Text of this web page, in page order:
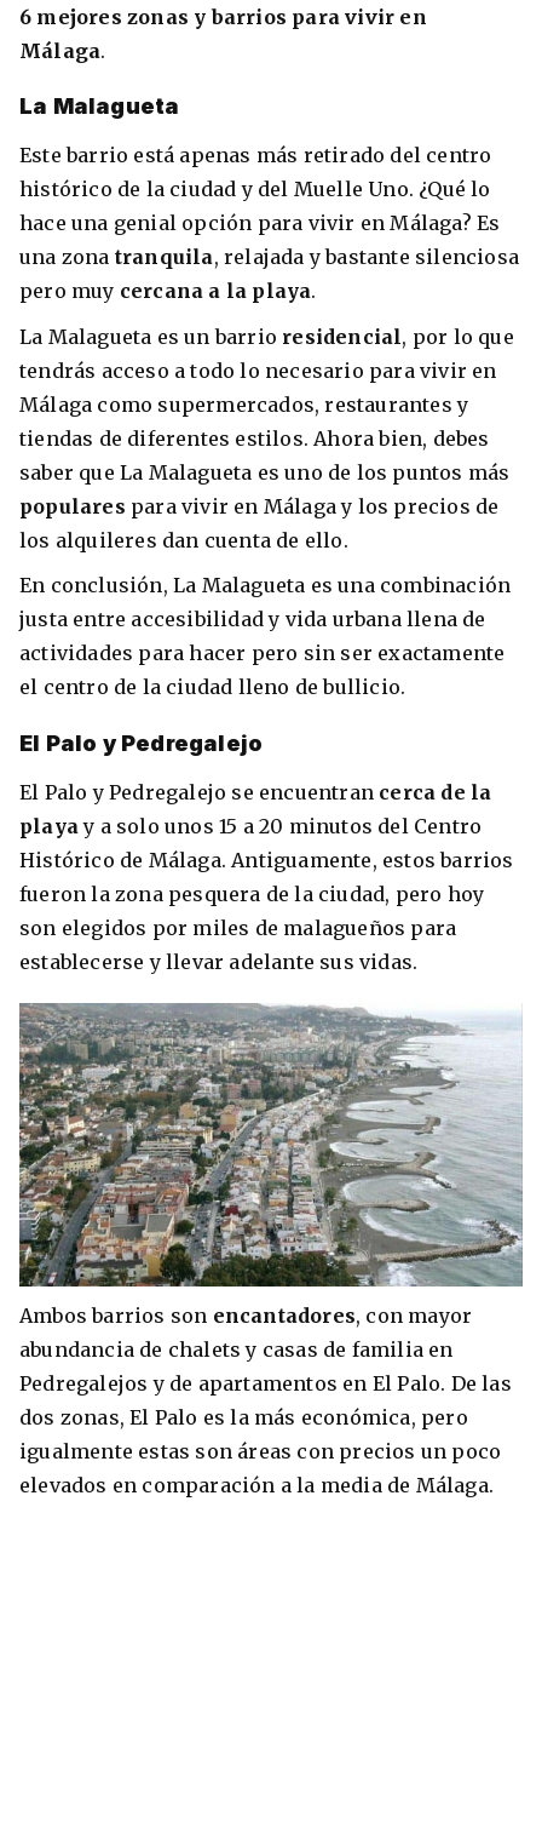
6 mejores zonas y barrios para vivir en
Málaga.
La Malagueta
Este barrio está apenas más retirado del centro
histórico de la ciudad y del Muelle Uno. ¿Qué lo
hace una genial opción para vivir en Málaga? Es
una zona tranquila, relajada y bastante silenciosa
pero muy cercana a la playa.
La Malagueta es un barrio residencial, por lo que
tendrás acceso a todo lo necesario para vivir en
Málaga como supermercados, restaurantes y
tiendas de diferentes estilos. Ahora bien, debes
saber que La Malagueta es uno de los puntos más
populares para vivir en Málaga y los precios de
los alquileres dan cuenta de ello.
En conclusión, La Malagueta es una combinación
justa entre accesibilidad y vida urbana llena de
actividades para hacer pero sin ser exactamente
el centro de la ciudad lleno de bullicio.
El Palo y Pedregalejo
El Palo y Pedregalejo se encuentran cerca de la
playay a solo unos 15 a 20 minutos del Centro
Histórico de Málaga. Antiguamente, estos barrios
fueron la zona pesquera de la ciudad, pero hoy
son elegidos por miles de malagueños para
establecerse y llevar adelante sus vidas.
Ambos barrios son encantadores, con mayor
abundancia de chalets y casas de familia en
Pedregalejos y de apartamentos en El Palo. De las
dos zonas, El Palo es la más económica, pero
igualmente estas son áreas con precios un poco
elevados en comparación a la media de Málaga.